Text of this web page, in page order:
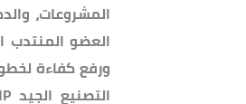
المشروعات،
العضو المنتدب
ورفع كفاءة